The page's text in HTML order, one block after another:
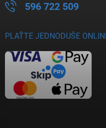
596 722 509
PLAŤTE JEDNODUŠE